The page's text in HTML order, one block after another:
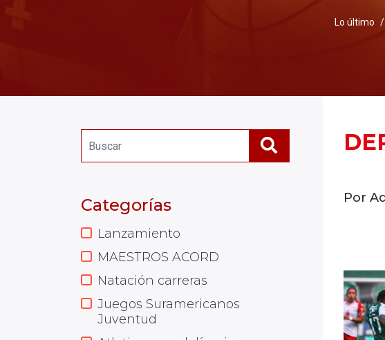
Lo último
Categorías
Lanzamiento
MAESTROS ACORD
Natación carreras
Juegos Suramericanos
Juventud
Por